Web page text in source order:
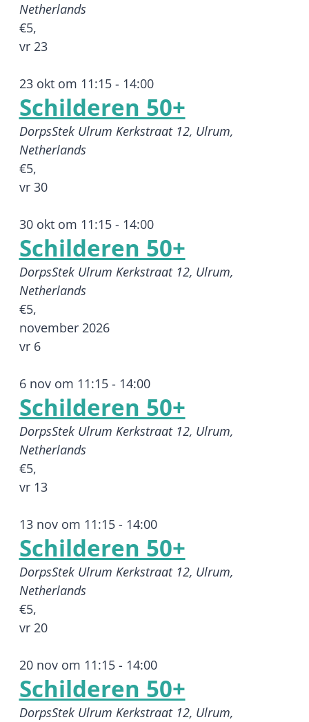
Netherlands
€5,
vr 23
23 okt om 11:15- 14:00
Schilderen 50+
DorpsStek Ulrum Kerkstraat 12, Ulrum,
Netherlands
€5,
vr 30
30 okt om 11:15- 14:00
Schilderen 50+
DorpsStek Ulrum Kerkstraat 12, Ulrum,
Netherlands
€5,
november 2026
vr 6
6 nov om 11:15- 14:00
Schilderen 50+
DorpsStek Ulrum Kerkstraat 12, Ulrum,
Netherlands
€5,
vr 13
13 nov om 11:15- 14:00
Schilderen 50+
DorpsStek Ulrum Kerkstraat 12, Ulrum,
Netherlands
€5,
vr 20
20 nov om 11:15- 14:00
Schilderen 50+
DorpsStek Ulrum Kerkstraat 12, Ulrum,